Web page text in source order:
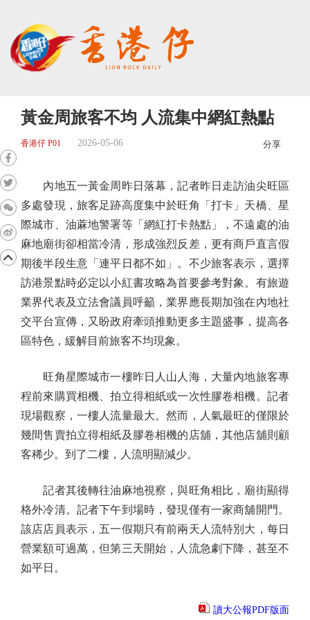
黃金周旅客不均 人流集中網紅熱點
香港仔 P01 2026-05-06 分享
內地五一黃金周昨日落幕，記者昨日走訪油尖旺區
多處發現，旅客足跡高度集中於旺角「打卡」天橋、星
際城市、油蔴地警署等「網紅打卡熱點」，不遠處的油
麻地廟街卻相當冷清，形成強烈反差，更有商戶直言假
期後半段生意「連平日都不如」。不少旅客表示，選擇
訪港景點時必定以小紅書攻略為首要參考對象。有旅遊
業界代表及立法會議員呼籲，業界應長期加強在內地社
交平台宣傳，又盼政府牽頭推動更多主題盛事，提高各
區特色，緩解目前旅客不均現象。
旺角星際城市一樓昨日人山人海，大量內地旅客專
程前來購買相機、拍立得相紙或一次性膠卷相機。記者
現場觀察，一樓人流量最大。然而，人氣最旺的僅限於
幾間售賣拍立得相紙及膠卷相機的店舖，其他店舖則顧
客稀少。到了二樓，人流明顯減少。
記者其後轉往油麻地視察，與旺角相比，廟街顯得
格外冷清。記者下午到場時，發現僅有一家商舖開門。
該店店員表示，五一假期只有前兩天人流特別大，每日
營業額可過萬，但第三天開始，人流急劇下降，甚至不
如平日。
讀大公報PDF版面